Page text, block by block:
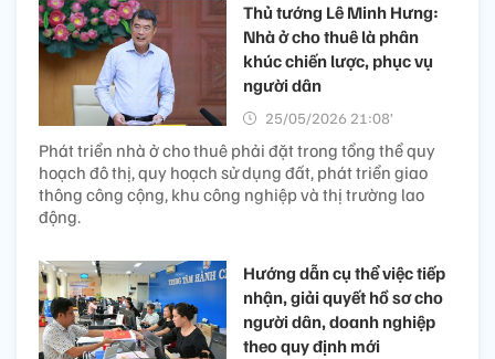
Thủ tướng Lê Minh Hưng:
Nhà ở cho thuê là phân
khúc chiến lược, phục vụ
người dân
25/05/2026 21:08’
Phát triển nhà ở cho thuê phải đặt trong tổng thể quy
hoạch đô thị, quy hoạch sử dụng đất, phát triển giao
thông công cộng, khu công nghiệp và thị trường lao
động.
Hướng dẫn cụ thể việc tiếp
nhận, giải quyết hồ sơ cho
người dân, doanh nghiệp
theo quy định mới